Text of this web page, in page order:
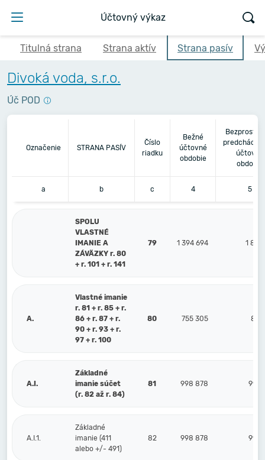
Účtovný výkaz
Titulná strana Strana aktív Strana pasív
Divoká voda, s.r.o.
Úč POD
Označenie STRANA PASÍV
Číslo
riadku
Bežné
účtovné
obdobie
účtovné
obdobie
a b c 4 5
SPOLU
VLASTNÉ
IMANIE A
ZÁVÄZKY r. 80
+ r. 101 + r. 141
79 1 394 694 1 814
A.
Vlastné imanie
r. 81 + r. 85 + r.
86 + r. 87 + r.
90 + r. 93 + r.
97 + r. 100
80 755 305 877
A.I.
Základné
imanie súčet
(r. 82 až r. 84)
81 998 878 998
A.I.1.
Základné
imanie (411
alebo +/- 491)
82 998 878 998